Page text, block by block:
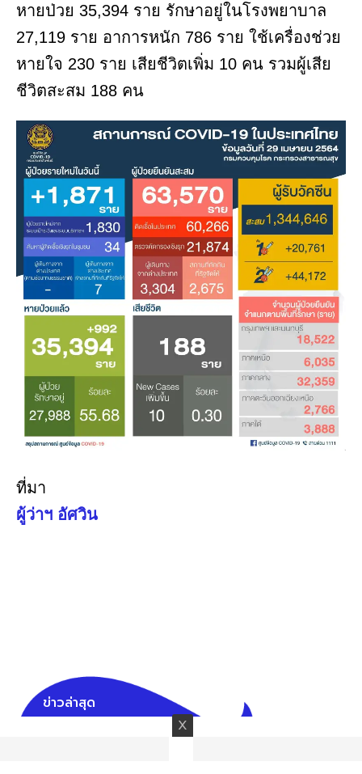
หายป่วย 35,394 ราย รักษาอยู่ในโรงพยาบาล
27,119 ราย อาการหนัก 786 ราย ใช้เครื่องช่วย
หายใจ 230 ราย เสียชีวิตเพิ่ม 10 คน รวมผู้เสีย
ชีวิตสะสม 188 คน
ที่มา
ผู้ว่าฯ อัศวิน
ข่าวล่าสุด